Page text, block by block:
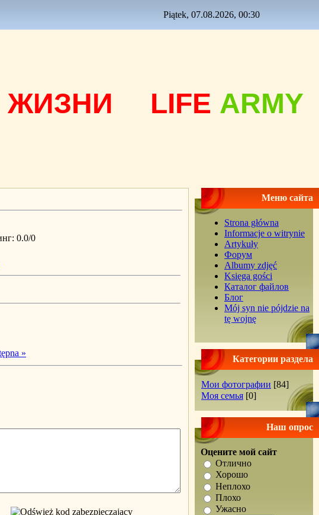
Piątek, 07.08.2026, 00:30
ЖИЗНИ LIFE ARMY
: 0.0/0
»
Меню сайта
Strona główna
Informacje o witrynie
Artykuły
Форум
Albumy zdjęć
Księga gości
Каталог файлов
Блог
Mój syn nie pójdzie na
tę wojnę
Категории раздела
Мои фотографии [84]
Моя семья [0]
Наш опрос
Оцените мой сайт
Отлично
Хорошо
Неплохо
Плохо
Ужасно